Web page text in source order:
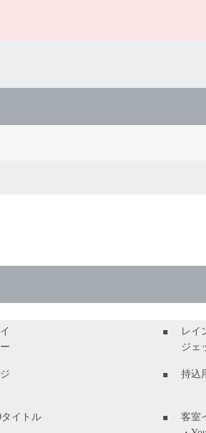
レイ
ジェ
持込
タイトル
客室